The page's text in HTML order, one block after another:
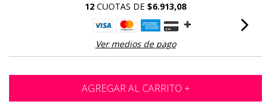
12 CUOTAS DE $6.913,08
Ver medios de pago